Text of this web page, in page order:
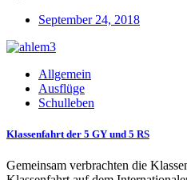
September 24, 2018
Allgemein
Ausflüge
Schulleben
Klassenfahrt der 5 GY und 5 RS
Gemeinsam verbrachten die